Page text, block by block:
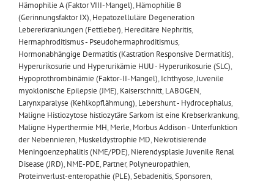
Hämophilie A (Faktor VIII-Mangel), Hämophilie B
(Gerinnungsfaktor IX), Hepatozelluläre Degeneration
Lebererkrankungen (Fettleber), Hereditäre Nephritis,
Hermaphroditismus - Pseudohermaphroditismus,
Hormonabhängige Dermatitis (Kastration Responsive Dermatitis),
Hyperurikosurie und Hyperurikämie HUU - Hyperurikosurie (SLC),
Hypoprothrombinämie (Faktor-II-Mangel), Ichthyose,Juvenile
myoklonische Epilepsie (JME), Kaiserschnitt, LABOGEN,
Larynxparalyse (Kehlkopflähmung), Lebershunt - Hydrocephalus,
Maligne Histiozytose histiozytäre Sarkom ist eine Krebserkrankung,
Maligne Hyperthermie MH, Merle, Morbus Addison - Unterfunktion
der Nebennieren, Muskeldystrophie MD, Nekrotisierende
Meningoenzephalitis (NME/PDE), Nierendysplasie Juvenile Renal
Disease (JRD), NME-PDE, Partner, Polyneuropathien,
Proteinverlust-enteropathie (PLE),Sebadenitis,Sponsoren,